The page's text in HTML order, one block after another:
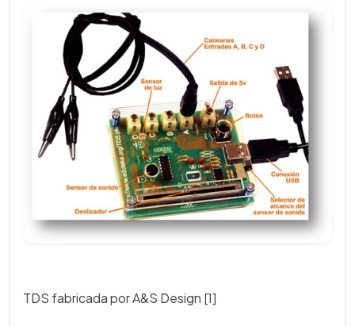
TDS fabricada por A&S Design [1]